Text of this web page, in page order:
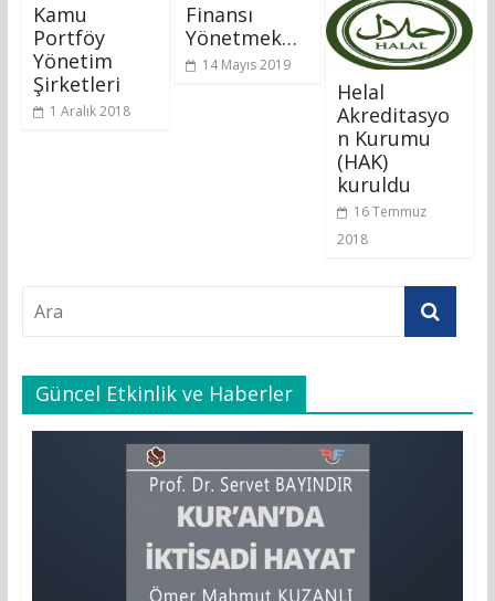
Kamu
Portföy
Yönetim
Şirketleri
1 Aralık 2018
Finansı
Yönetmek…
14 Mayıs 2019
Helal
Akreditasyo
n Kurumu
(HAK)
kuruldu
16 Temmuz
2018
Güncel Etkinlik ve Haberler